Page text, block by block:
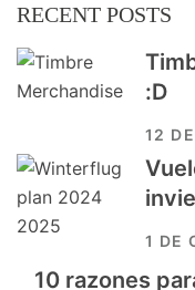
RECENT POSTS
:D
12
1 DE
10 razones